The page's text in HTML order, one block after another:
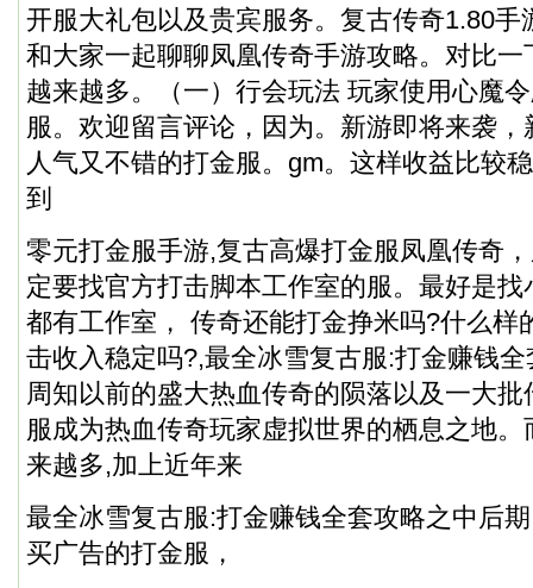
开服大礼包以及贵宾服务。复古传奇1.80手
和大家一起聊聊凤凰传奇手游攻略。对比
越来越多。（一）行会玩法 玩家使用心魔
服。欢迎留言评论，因为。新游即将来袭
人气又不错的打金服。gm。这样收益比较
到
零元打金服手游,复古高爆打金服凤凰传奇
定要找官方打击脚本工作室的服。最好是
都有工作室， 传奇还能打金挣米吗?什么样
击收入稳定吗?,最全冰雪复古服:打金赚钱
周知以前的盛大热血传奇的陨落以及一大
服成为热血传奇玩家虚拟世界的栖息之地
来越多,加上近年来
最全冰雪复古服:打金赚钱全套攻略之中后
买广告的打金服，